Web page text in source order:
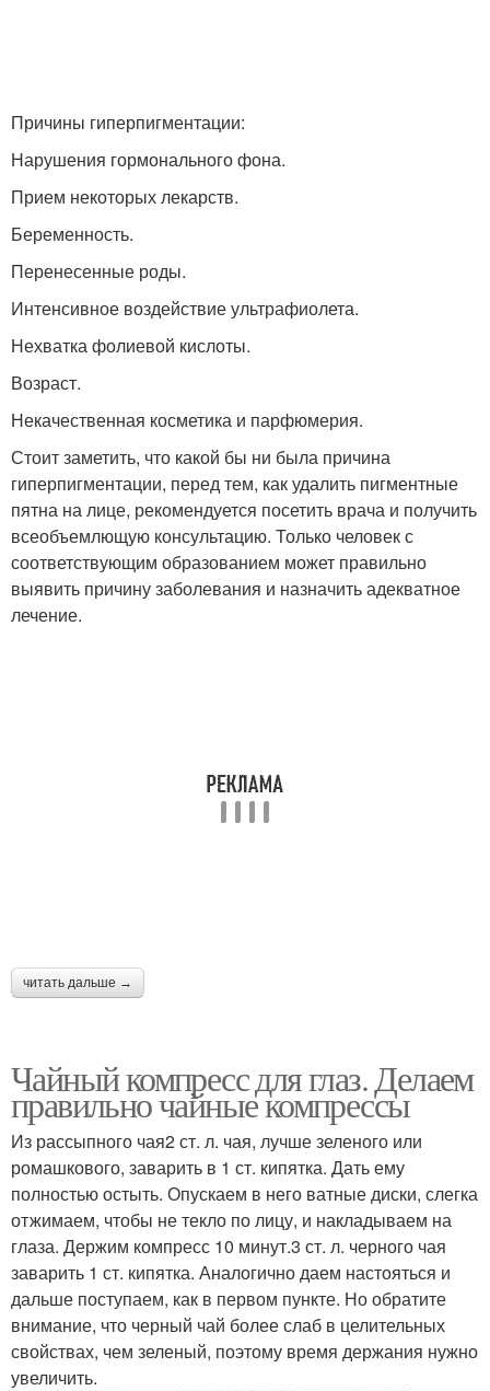
Причины гиперпигментации:
Нарушения гормонального фона.
Прием некоторых лекарств.
Беременность.
Перенесенные роды.
Интенсивное воздействие ультрафиолета.
Нехватка фолиевой кислоты.
Возраст.
Некачественная косметика и парфюмерия.
Стоит заметить, что какой бы ни была причина
гиперпигментации, перед тем, как удалить пигментные
пятна на лице, рекомендуется посетить врача и получить
всеобъемлющую консультацию. Только человек с
соответствующим образованием может правильно
выявить причину заболевания и назначить адекватное
лечение.
читать дальше →
Чайный компресс для глаз. Делаем
правильно чайные компрессы
Из рассыпного чая2 ст. л. чая, лучше зеленого или
ромашкового, заварить в 1 ст. кипятка. Дать ему
полностью остыть. Опускаем в него ватные диски, слегка
отжимаем, чтобы не текло по лицу, и накладываем на
глаза. Держим компресс 10 минут.3 ст. л. черного чая
заварить 1 ст. кипятка. Аналогично даем настояться и
дальше поступаем, как в первом пункте. Но обратите
внимание, что черный чай более слаб в целительных
свойствах, чем зеленый, поэтому время держания нужно
увеличить.